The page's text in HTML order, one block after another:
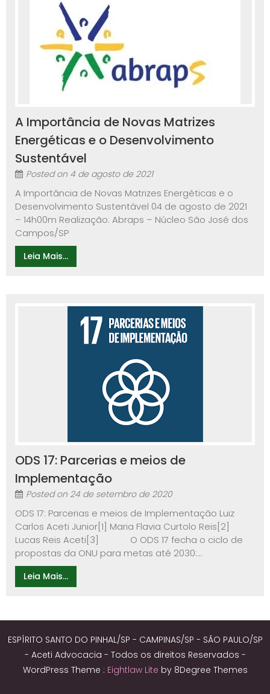
A Importância de Novas Matrizes
Energéticas e o Desenvolvimento
Sustentável
Posted on 4 de agosto de 2021
A Importância de Novas Matrizes Energéticas e o
Desenvolvimento Sustentável 04 de agosto de 2021
– 14h00m Realização: Abraps – Núcleo São José dos
Campos/SP
Leia Mais...
ODS 17: Parcerias e meios de
Implementação
Posted on 24 de setembro de 2020
ODS 17: Parcerias e meios de Implementação Luiz
Carlos Aceti Junior[1] Maria Flavia Curtolo Reis[2]
Lucas Reis Aceti[3] O ODS 17 fecha o ciclo de
propostas da ONU para metas até 2030:...
Leia Mais...
ESPÍRITO SANTO DO PINHAL/SP - CAMPINAS/SP - SÃO PAULO/SP
- Aceti Advocacia - Todos os direitos Reservados -
WordPress Theme : Eightlaw Lite by 8Degree Themes